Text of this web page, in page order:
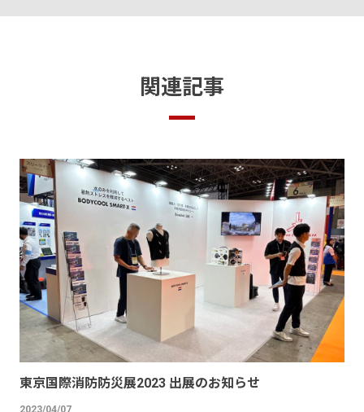
関連記事
東京国際消防防災展2023 出展のお知らせ
2023/04/07